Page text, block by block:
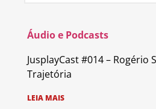
Áudio e Podcasts
JusplayCast #014 – Rogério
Trajetória
LEIA MAIS